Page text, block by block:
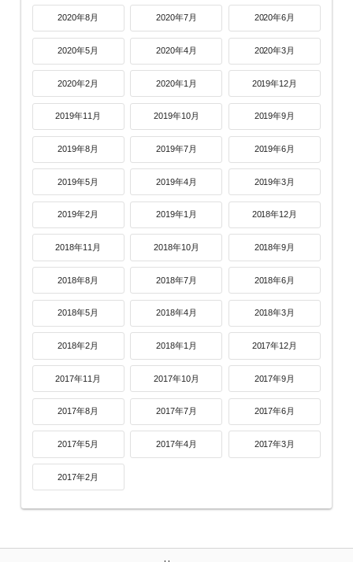
2020年8月 2020年7月 2020年6月
2020年5月 2020年4月 2020年3月
2020年2月 2020年1月 2019年12月
2019年11月 2019年10月 2019年9月
2019年8月 2019年7月 2019年6月
2019年5月 2019年4月 2019年3月
2019年2月 2019年1月 2018年12月
2018年11月 2018年10月 2018年9月
2018年8月 2018年7月 2018年6月
2018年5月 2018年4月 2018年3月
2018年2月 2018年1月 2017年12月
2017年11月 2017年10月 2017年9月
2017年8月 2017年7月 2017年6月
2017年5月 2017年4月 2017年3月
2017年2月